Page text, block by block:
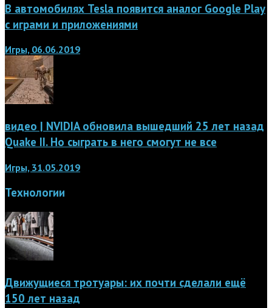
В автомобилях Tesla появится аналог Google Play
с играми и приложениями
Игры, 06.06.2019
видео | NVIDIA обновила вышедший 25 лет назад
Quake II. Но сыграть в него смогут не все
Игры, 31.05.2019
Технологии
Движущиеся тротуары: их почти сделали ещё
150 лет назад